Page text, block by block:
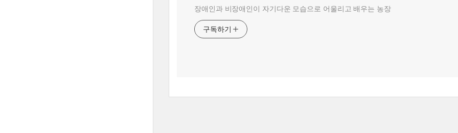
장애인과 비장애인이 자기다운 모습으로 어울리고 배우는 농장
구독하기